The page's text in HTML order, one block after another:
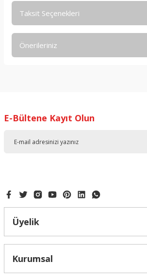
Taksit Seçenekleri
Önerileriniz
Ürün resmi kalitesiz, bozuk veya
E-Bültene Kayıt Olun
Üyelik
Kurumsal